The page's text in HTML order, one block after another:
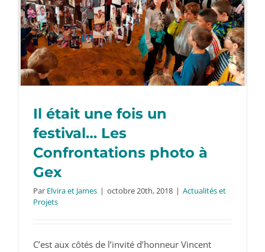
Il était une fois un festival… Les
Confrontations photo à Gex
Il était une fois un
festival… Les
Confrontations photo à
Gex
Par Elvira et James | octobre 20th, 2018 | Actualités et
Projets
C’est aux côtés de l’invité d’honneur Vincent